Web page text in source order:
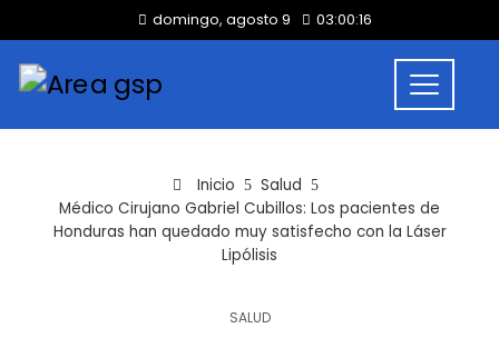
domingo, agosto 9 03:00:17
Inicio
Salud
Médico Cirujano Gabriel Cubillos: Los pacientes de
Honduras han quedado muy satisfecho con la Láser
Lipólisis
SALUD